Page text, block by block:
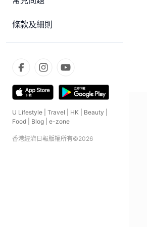
條款及細則
U Lifestyle Travel HK Beauty
Food
Blog e-zone
香港經濟日報版權所有©2026